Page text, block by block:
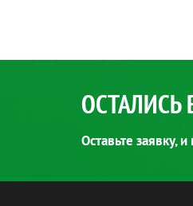
ОСТАЛИСЬ
Оставьте заявку,